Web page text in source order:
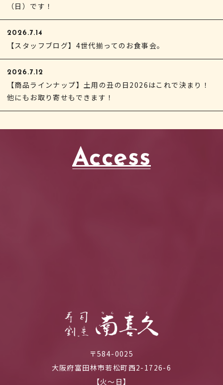
（日）です！
2026.7.14
【スタッフブログ】4世代揃ってのお食事会。
2026.7.12
【商品ラインナップ】土用の丑の日2026はこれで決まり！
他にもお取り寄せもできます！
Access
〒584-0025
大阪府富田林市若松町西2-1726-6
【火～日】